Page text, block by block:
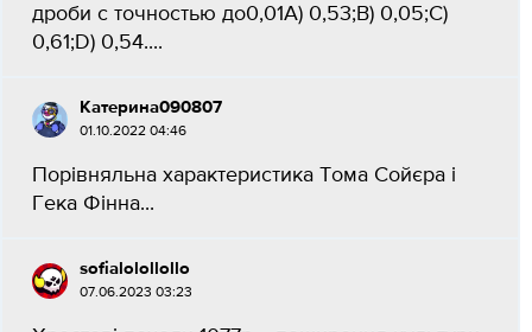
дроби с точностью до0,01А) 0,53;В) 0,05;C)
0,61;D) 0,54.​...
Катерина090807
01.10.2022 04:46
Порівняльна характеристика Тома Сойєра і
Гека Фінна​...
sofialolollollo
07.06.2023 03:23